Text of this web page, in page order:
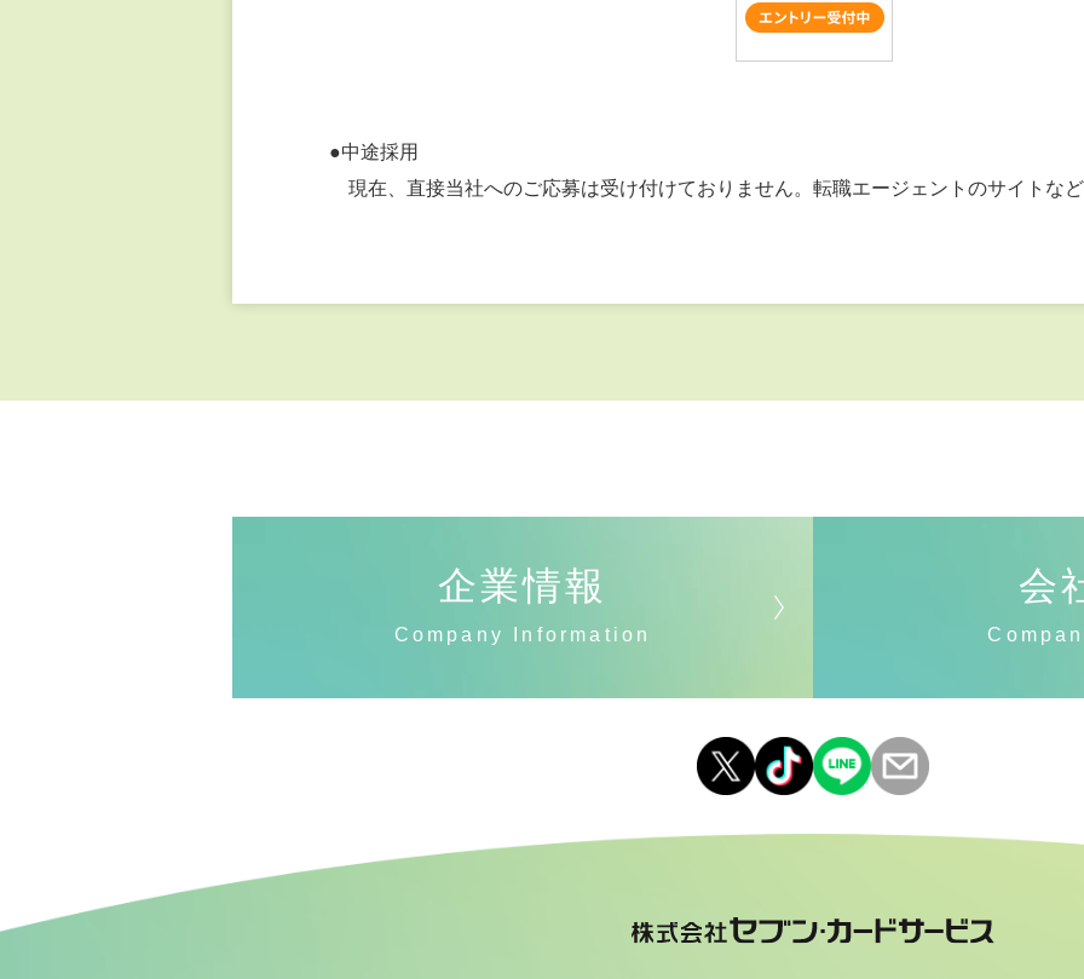
●中途採用
現在、直接当社へのご応募は受け付けておりません。転職エージェントのサイトな
企業情報
Company Information
会